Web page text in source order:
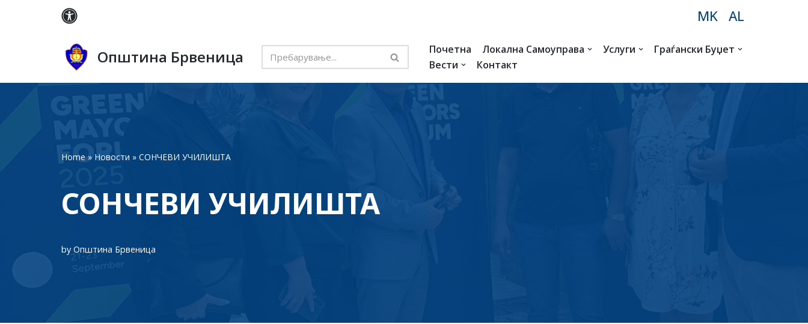
MK AL
Општина Брвеница Почетна Локална Самоуправа Услуги
Граѓански Буџет
Вести
Контакт
Home » Новости » СОНЧЕВИ УЧИЛИШТА
СОНЧЕВИ УЧИЛИШТА
by Општина Брвеница